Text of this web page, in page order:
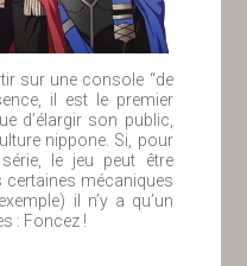
sur une console “de
il est le premier
d’élargir son public,
nippone. Si, pour
le jeu peut être
certaines mécaniques
il n’y a qu’un
: Foncez !